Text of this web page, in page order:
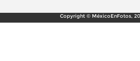
Copyright © MéxicoEnFotos,